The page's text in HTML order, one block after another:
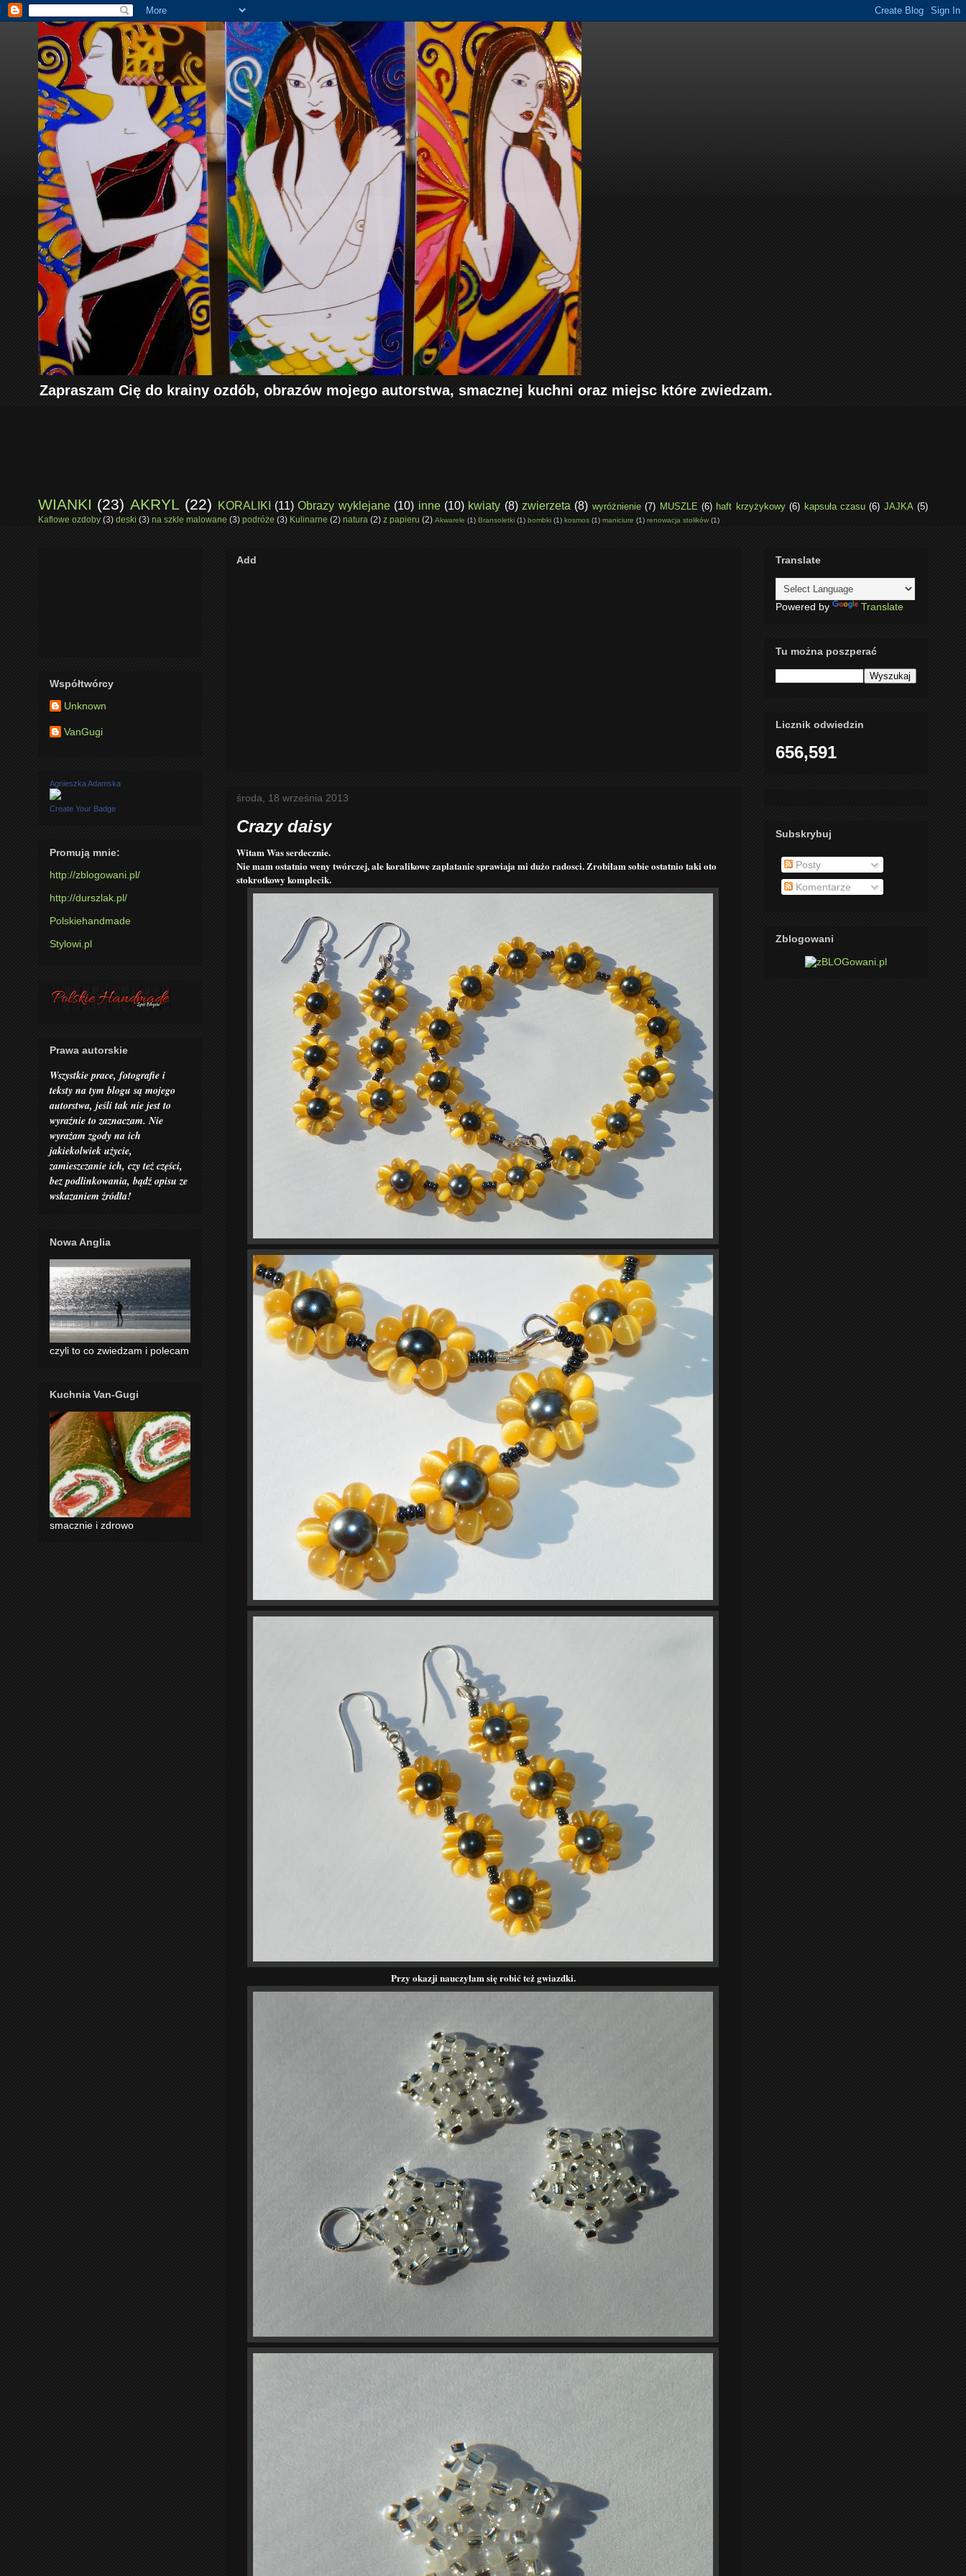
Zapraszam Cię do krainy ozdób, obrazów mojego autorstwa, smacznej kuchni oraz miejsc które zwiedzam.
WIANKI (23) AKRYL (22) KORALIKI (11) Obrazy wyklejane (10) inne (10) kwiaty (8) zwierzeta (8) wyróżnienie (7) MUSZLE (6) haft krzyżykowy (6) kapsuła czasu (6) JAJKA (5)
Kaflowe ozdoby (3) deski (3) na szkle malowane (3) podróże (3) Kulinarne (2) natura (2) z papieru (2) Akwarele (1) Bransoletki (1) bombki (1) kosmos (1) maniciure (1) renowacja stolików (1)
Add
środa, 18 września 2013
Crazy daisy
Witam Was serdecznie.
Nie mam ostatnio weny twórczej, ale koralikowe zaplatanie sprawiaja mi dużo radosci. Zrobiłam sobie ostatnio taki oto
stokrotkowy komplecik.
Przy okazji nauczyłam się robić też gwiazdki.
Współtwórcy
Unknown
VanGugi
Agnieszka Adamska
Create Your Badge
Promują mnie:
http://zblogowani.pl/
http://durszlak.pl/
Polskiehandmade
Stylowi.pl
Prawa autorskie
Wszystkie prace, fotografie i
teksty na tym blogu są mojego
autorstwa, jeśli tak nie jest to
wyraźnie to zaznaczam. Nie
wyrażam zgody na ich
jakiekolwiek użycie,
zamieszczanie ich, czy też części,
bez podlinkowania, bądź opisu ze
wskazaniem żródła!
Nowa Anglia
czyli to co zwiedzam i polecam
Kuchnia Van-Gugi
smacznie i zdrowo
Translate
Powered by Translate
Tu można poszperać
Licznik odwiedzin
656,591
Subskrybuj
Posty
Komentarze
Zblogowani